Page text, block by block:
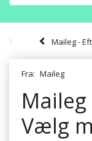
Maileg -
Fra: Maileg
Vælg